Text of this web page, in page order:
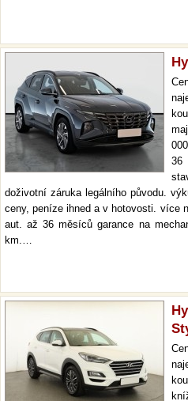
36
doživotní záruka legálního původu.
ceny, peníze ihned a v hotovosti. více
aut. až 36 měsíců garance na
km.…